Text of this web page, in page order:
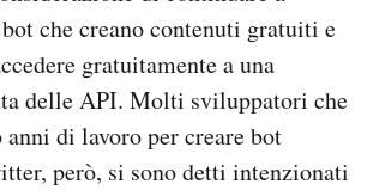
che creano contenuti gratuiti e
gratuitamente a una
delle API. Molti sviluppatori che
di lavoro per creare bot
però, si sono detti intenzionati